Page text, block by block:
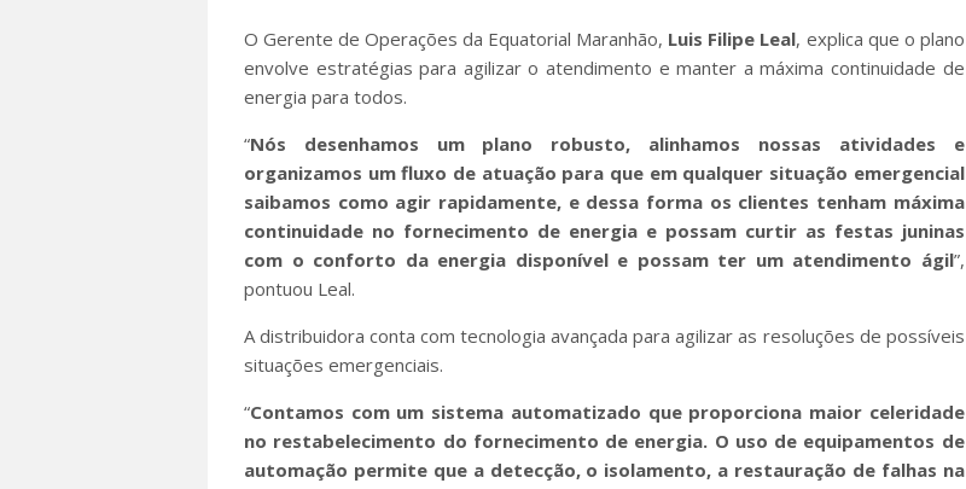
O Gerente de Operações da Equatorial Maranhão, Luis Filipe Leal, explica que o plano
envolve estratégias para agilizar o atendimento e manter a máxima continuidade de
energia para todos.
“Nós desenhamos um plano robusto, alinhamos nossas atividades e
organizamos um fluxo de atuação para que em qualquer situação emergencial
saibamos como agir rapidamente, e dessa forma os clientes tenham máxima
continuidade no fornecimento de energia e possam curtir as festas juninas
com o conforto da energia disponível e possam ter um atendimento ágil”,
pontuou Leal.
A distribuidora conta com tecnologia avançada para agilizar as resoluções de possíveis
situações emergenciais.
“Contamos com um sistema automatizado que proporciona maior celeridade
no restabelecimento do fornecimento de energia. O uso de equipamentos de
automação permite que a detecção, o isolamento, a restauração de falhas na